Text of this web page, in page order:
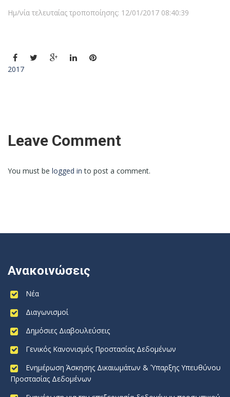
Ημ/νία τελευταίας τροποποίησης: 12/01/2017 08:40:39
2017
Leave Comment
You must be logged in to post a comment.
Ανακοινώσεις
Νέα
Διαγωνισμοί
Δημόσιες Διαβουλεύσεις
Γενικός Κανονισμός Προστασίας Δεδομένων
Ενημέρωση Άσκησης Δικαιωμάτων & Ύπαρξης Υπευθύνου
Προστασίας Δεδομένων